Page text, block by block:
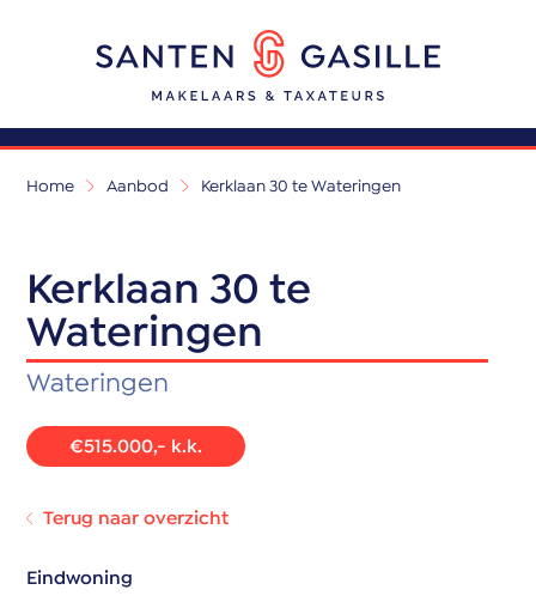
Home Aanbod Kerklaan 30 te Wateringen
Kerklaan 30 te
Wateringen
Wateringen
€515.000,- k.k.
Terug naar overzicht
Eindwoning